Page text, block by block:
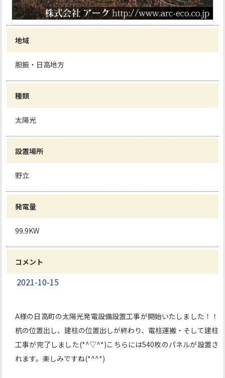
地域
胆振・日高地方
種類
太陽光
設置場所
野立
発電量
99.9KW
コメント
2021-10-15
A様の日高町の太陽光発電設備設置工事が開始いたしました！！
杭の位置出し、建柱の位置出しが終わり、電柱運搬・そして建柱
工事が完了しました(*^▽^*)こちらには540枚のパネルが設置さ
れます。楽しみですね(*^^*)